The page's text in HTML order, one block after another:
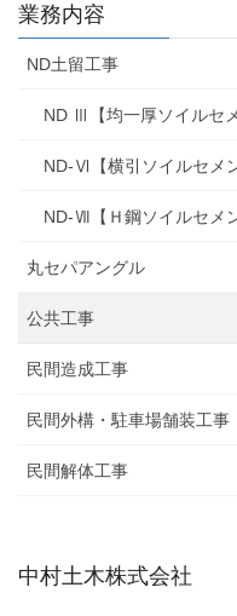
業務内容
ND土留工事
ND Ⅲ【均一厚ソイルセ
ND-Ⅵ【横引ソイルセメ
ND-Ⅶ【Ｈ鋼ソイルセメ
丸セパアングル
公共工事
民間造成工事
民間外構・駐車場舗装工事
民間解体工事
中村土木株式会社